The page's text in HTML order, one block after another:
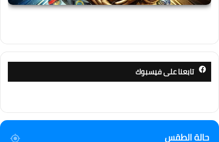
تابعنا على فيسبوك
حالة الطقس